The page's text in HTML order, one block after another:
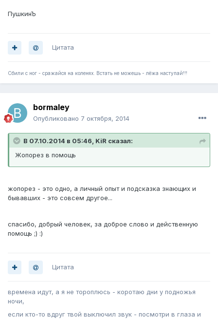
ПушкинЪ
Цитата
Сбили с ног - сражайся на коленях. Встать не можешь - лёжа наступай!!!
bormaley
Опубликовано 7 октября, 2014
В 07.10.2014 в 05:46, KiR сказал:
Жопорез в помощь
жопорез - это одно, а личный опыт и подсказка знающих и
бывавших - это совсем другое...
спасибо, добрый человек, за доброе слово и действенную
помощь ;) :)
Цитата
времена идут, а я не тороплюсь - коротаю дни у подножья
ночи,
если кто-то вдруг твой выключил звук - посмотри в глаза и